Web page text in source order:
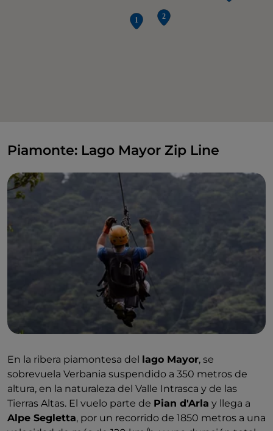
Piamonte: Lago Mayor Zip Line
En la ribera piamontesa del lago Mayor, se
sobrevuela Verbania suspendido a 350 metros de
altura, en la naturaleza del Valle Intrasca y de las
Tierras Altas. El vuelo parte de Pian d'Arla y llega a
Alpe Segletta, por un recorrido de 1850 metros a una